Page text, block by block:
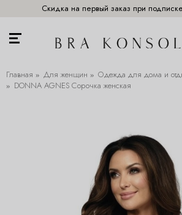
Скидка на первый заказ при
Главная Для женщин Одежда для дома и
DONNA AGNES Сорочка женская